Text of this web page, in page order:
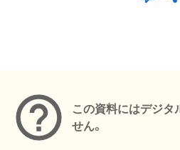
この資料にはデジタ
せん。